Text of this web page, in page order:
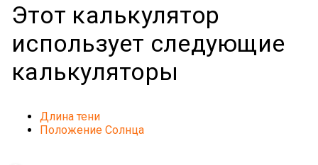
Этот калькулятор
использует следующие
калькуляторы
Длина тени
Положение Солнца